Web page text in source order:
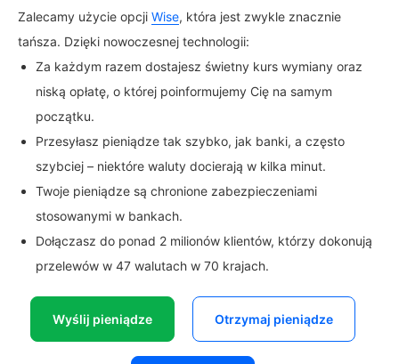
Zalecamy użycie opcji Wise, która jest zwykle znacznie
tańsza. Dzięki nowoczesnej technologii:
Za każdym razem dostajesz świetny kurs wymiany oraz
niską opłatę, o której poinformujemy Cię na samym
początku.
Przesyłasz pieniądze tak szybko, jak banki, a często
szybciej – niektóre waluty docierają w kilka minut.
Twoje pieniądze są chronione zabezpieczeniami
stosowanymi w bankach.
Dołączasz do ponad 2 milionów klientów, którzy dokonują
przelewów w 47 walutach w 70 krajach.
Wyślij pieniądze Otrzymaj pieniądze